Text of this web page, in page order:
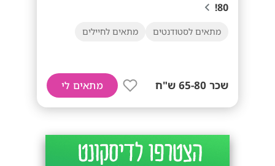
80!
מתאים לסטודנטים מתאים לחיילים
שכר 65-80 ש"ח מתאים לי